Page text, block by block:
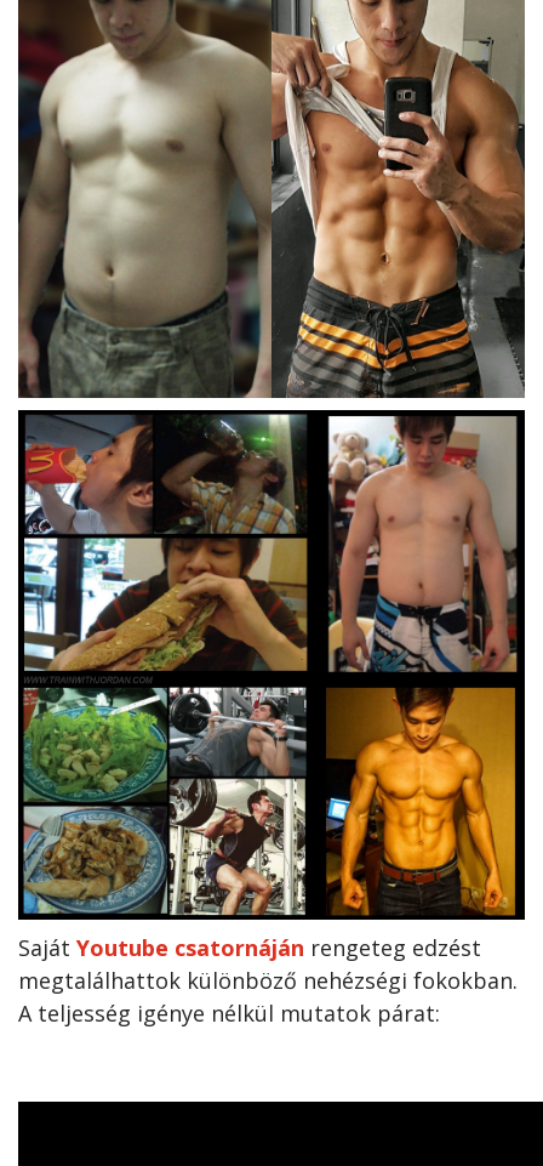
Saját Youtube csatornáján rengeteg edzést
megtalálhattok különböző nehézségi fokokban.
A teljesség igénye nélkül mutatok párat: